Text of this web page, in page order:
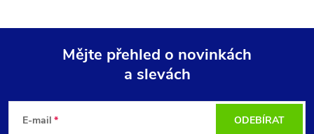
Mějte přehled o novinkách
a slevách
E-mail ODEBÍRAT